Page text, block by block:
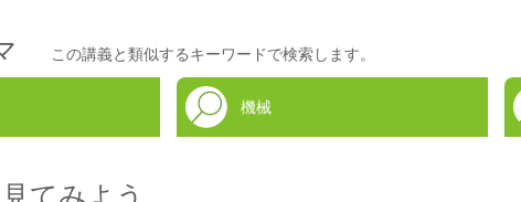
この講義と類似するキーワードで検索します。
機械
てみよう